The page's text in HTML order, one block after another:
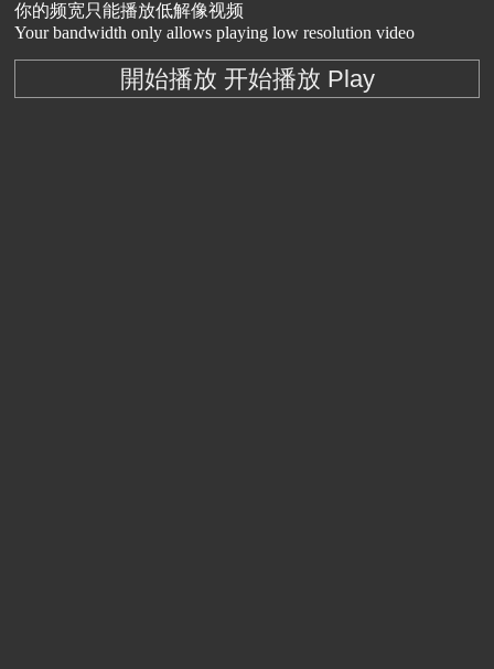
你的频宽只能播放低解像视频
Your bandwidth only allows playing low resolution video
開始播放 开始播放 Play